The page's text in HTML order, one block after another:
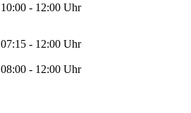
10:00 - 12:00 Uhr
07:15 - 12:00 Uhr
08:00 - 12:00 Uhr